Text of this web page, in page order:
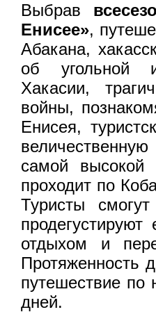
Выбрав
Енисее»,
Абакана,
об угольной и
Хакасии,
войны,
Енисея,
самой
проходит по
Туристы
отдыхом и
Протяженность
путешествие по
дней.